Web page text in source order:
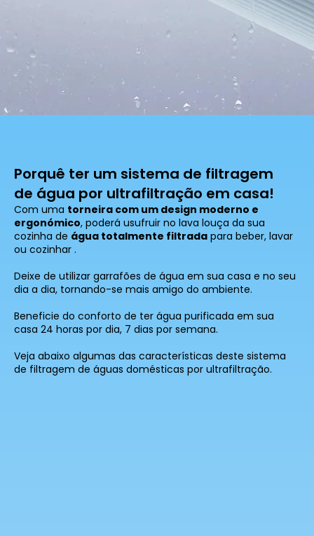
Porquê ter um sistema de filtragem
de água por ultrafiltração em casa!
Com uma torneira com um design moderno e
ergonómico, poderá usufruir no lava louça da sua
cozinha de água totalmente filtrada para beber, lavar
ou cozinhar .
Deixe de utilizar garrafões de água em sua casa e no seu
dia a dia, tornando-se mais amigo do ambiente.
Beneficie do conforto de ter água purificada em sua
casa 24 horas por dia, 7 dias por semana.
Veja abaixo algumas das características deste sistema
de filtragem de águas domésticas por ultrafiltração.